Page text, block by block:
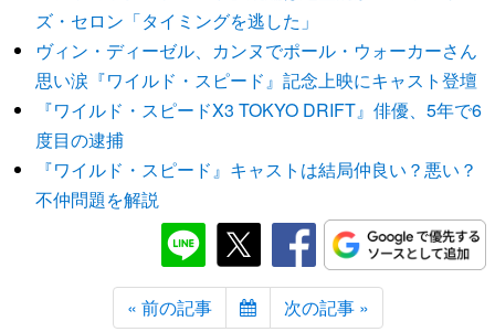
ズ・セロン「タイミングを逃した」
ヴィン・ディーゼル、カンヌでポール・ウォーカーさん
思い涙『ワイルド・スピード』記念上映にキャスト登壇
『ワイルド・スピードX3 TOKYO DRIFT』俳優、5年で6
度目の逮捕
『ワイルド・スピード』キャストは結局仲良い？悪い？
不仲問題を解説
« 前の記事 次の記事 »